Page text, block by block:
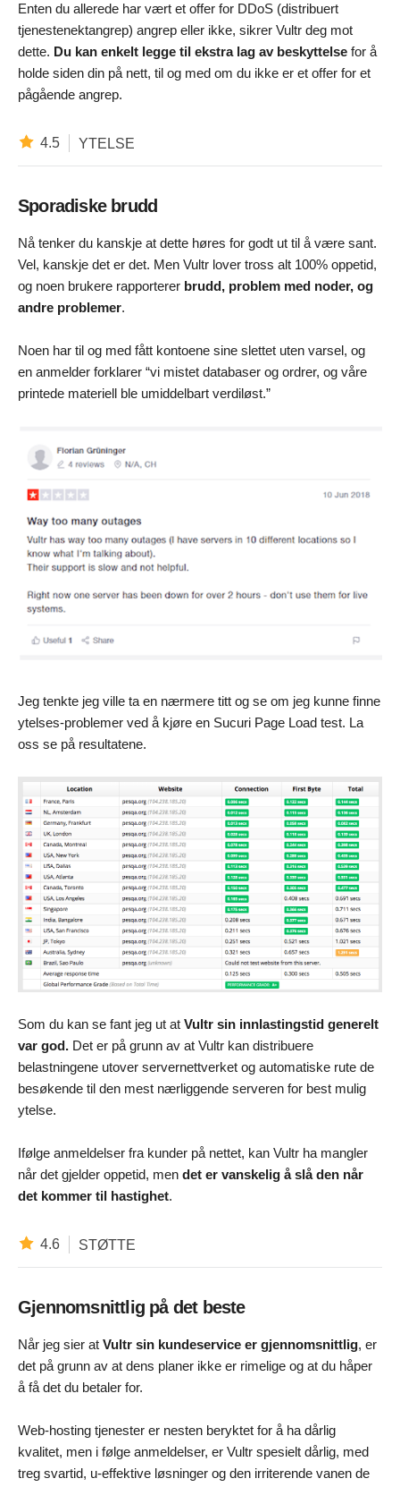
Enten du allerede har vært et offer for DDoS (distribuert
tjenestenektangrep) angrep eller ikke, sikrer Vultr deg mot
dette. Du kan enkelt legge til ekstra lag av beskyttelse for å
holde siden din på nett, til og med om du ikke er et offer for et
pågående angrep.
4.5 YTELSE
Sporadiske brudd
Nå tenker du kanskje at dette høres for godt ut til å være sant.
Vel, kanskje det er det. Men Vultr lover tross alt 100% oppetid,
og noen brukere rapporterer brudd, problem med noder, og
andre problemer.
Noen har til og med fått kontoene sine slettet uten varsel, og
en anmelder forklarer “vi mistet databaser og ordrer, og våre
printede materiell ble umiddelbart verdiløst.”
Jeg tenkte jeg ville ta en nærmere titt og se om jeg kunne finne
ytelses-problemer ved å kjøre en Sucuri Page Load test. La
oss se på resultatene.
Som du kan se fant jeg ut at Vultr sin innlastingstid generelt
var god. Det er på grunn av at Vultr kan distribuere
belastningene utover servernettverket og automatiske rute de
besøkende til den mest nærliggende serveren for best mulig
ytelse.
Ifølge anmeldelser fra kunder på nettet, kan Vultr ha mangler
når det gjelder oppetid, men det er vanskelig å slå den når
det kommer til hastighet.
4.6 STØTTE
Gjennomsnittlig på det beste
Når jeg sier at Vultr sin kundeservice er gjennomsnittlig, er
det på grunn av at dens planer ikke er rimelige og at du håper
å få det du betaler for.
Web-hosting tjenester er nesten beryktet for å ha dårlig
kvalitet, men i følge anmeldelser, er Vultr spesielt dårlig, med
treg svartid, u-effektive løsninger og den irriterende vanen de